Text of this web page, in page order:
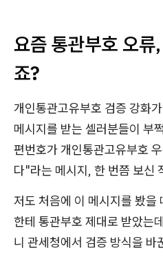
요즘 통관부호 오류
죠?
개인통관고유부호 검증 강화
메시지를 받는 셀러분들이 부
편번호가 개인통관고유부호
다"라는 메시지, 한 번쯤 보신
저도 처음에 이 메시지를 봤을
한테 통관부호 제대로 받았는
니 관세청에서 검증 방식을 바